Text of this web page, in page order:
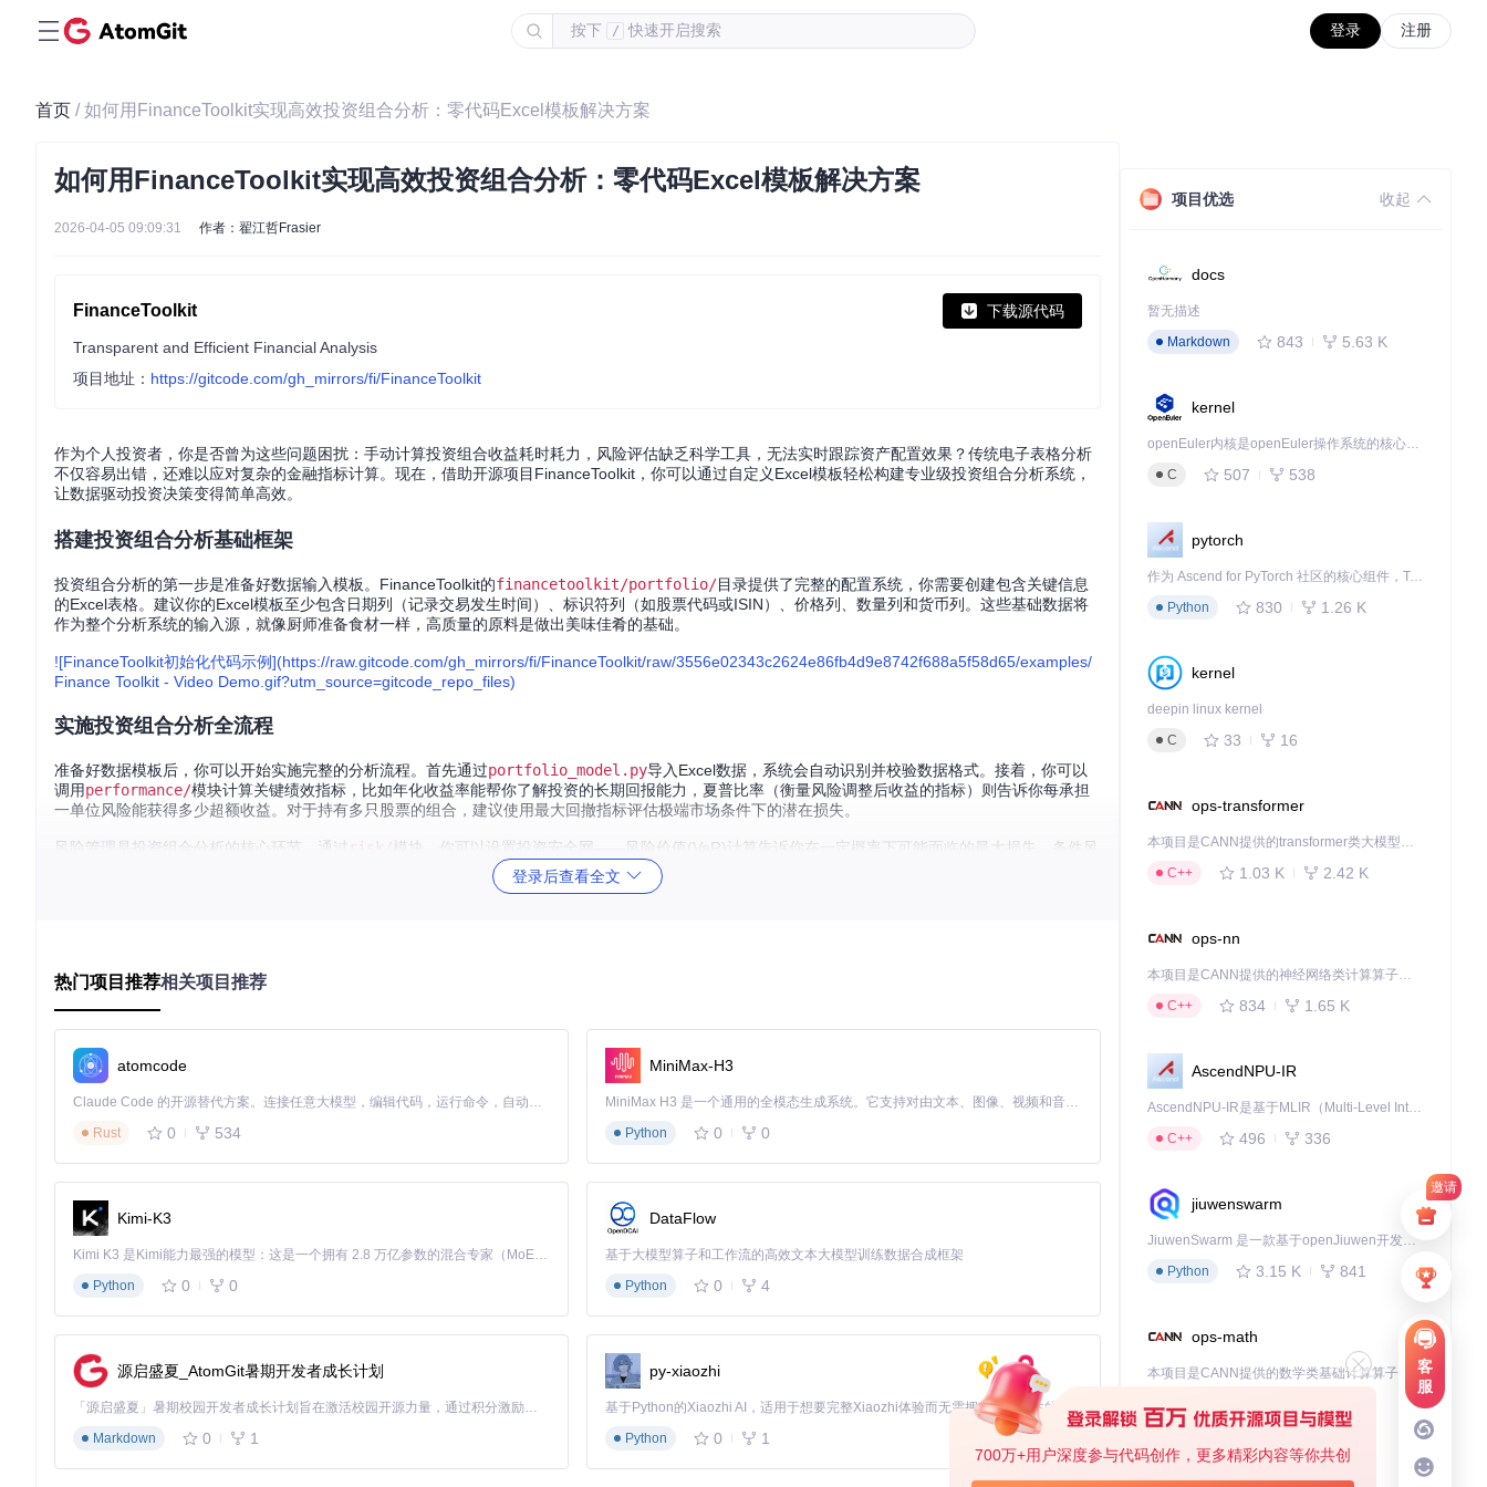
按下 / 快速开启搜索 登录 注册
邀请
客
服
700万+用户深度参与代码创作，更多精彩内容等你共创
首页 / 如何用FinanceToolkit实现高效投资组合分析：零代码Excel模板解决方案
如何用FinanceToolkit实现高效投资组合分析：零代码Excel模板解决方案
2026-04-05 09:09:31 作者：翟江哲Frasier
FinanceToolkit 下载源代码
Transparent and Efficient Financial Analysis
项目地址： https://gitcode.com/gh_mirrors/fi/FinanceToolkit
作为个人投资者，你是否曾为这些问题困扰：手动计算投资组合收益耗时耗力，风险评估缺乏科学工具，无法实时跟踪资产配置效果？传统电子表格分析
不仅容易出错，还难以应对复杂的金融指标计算。现在，借助开源项目FinanceToolkit，你可以通过自定义Excel模板轻松构建专业级投资组合分析系统，
让数据驱动投资决策变得简单高效。
搭建投资组合分析基础框架
投资组合分析的第一步是准备好数据输入模板。FinanceToolkit的financetoolkit/portfolio/目录提供了完整的配置系统，你需要创建包含关键信息
的Excel表格。建议你的Excel模板至少包含日期列（记录交易发生时间）、标识符列（如股票代码或ISIN）、价格列、数量列和货币列。这些基础数据将
作为整个分析系统的输入源，就像厨师准备食材一样，高质量的原料是做出美味佳肴的基础。
![FinanceToolkit初始化代码示例](https://raw.gitcode.com/gh_mirrors/fi/FinanceToolkit/raw/3556e02343c2624e86fb4d9e8742f688a5f58d65/examples/
Finance Toolkit - Video Demo.gif?utm_source=gitcode_repo_files)
实施投资组合分析全流程
准备好数据模板后，你可以开始实施完整的分析流程。首先通过portfolio_model.py导入Excel数据，系统会自动识别并校验数据格式。接着，你可以
调用performance/模块计算关键绩效指标，比如年化收益率能帮你了解投资的长期回报能力，夏普比率（衡量风险调整后收益的指标）则告诉你每承担
一单位风险能获得多少超额收益。对于持有多只股票的组合，建议使用最大回撤指标评估极端市场条件下的潜在损失。
风险管理是投资组合分析的核心环节。通过 risk/ 模块，你可以设置投资安全网——风险价值(VaR)计算告诉你在一定概率下可能面临的最大损失，条件风
险价值(CVaR)则进一步衡量极端情况下的风险水平。就像给你的投资组合穿上防弹衣，这些工具能帮助你在市场波动中保持从容。
现，设置合理的交易成本参数以反映实际投资环境。对于持有多币种资产的投资者，货币转换规则的配置尤为重要，它能确保不同国家的资产价值得到准
场景化操作演示：假设你持有AAPL（100股，每股150美元）、MSFT（200股，每股250美元）和AMZN（50股，每股130美元），将这些数据输入Excel
模板后，FinanceToolkit会自动获取历史价格数据，计算出各资产权重（AAPL占比28.57%，MSFT占比71.43%，AMZN占比19.23%），分析资产间的相
关性，最终生成包含分散化效果评估的可视化报告。
释放投资组合分析的全部潜力
FinanceToolkit作为开源的个人投资者工具，将专业金融分析能力带到你的指尖。通过Excel金融模板这一简单直观的界面，你无需编写复杂代码就能完成
从数据导入到风险评估的全流程分析。这个透明且高效的工具包不仅提供了全面的功能覆盖，还允许你根据个人需求进行深度定制。无论是投资新手还是
有经验的分析师，都能通过这个强大的平台提升投资决策质量，让每一分钱都发挥最大价值。
动的决策永远比直觉更可靠，而FinanceToolkit正是帮助你实现这一目标的理想伙伴。
Transparent and Efficient Financial Analysis
项目地址： https://gitcode.com/gh_mirrors/fi/FinanceToolkit
登录后查看全文
热门项目推荐相关项目推荐
atomcode
Claude Code 的开源替代方案。连接任意大模型，编辑代码，运行命令，自动验证 — 全自动执行。用 Rust 构建，极致性能。 ｜ An open-source alternative to Claude Code. Connect any LLM, edit code, run commands, and verify changes — autonomously. Built in Rust for speed. Get Started
Rust
0 534
MiniMax-H3
MiniMax H3 是一个通用的全模态生成系统。它支持对由文本、图像、视频和音频组成的多模态上下文进行统一理解，并能生成分辨率高达 2K、时长可达 15 秒的带原生立体声音频的视频。得益于面向任务泛化的系统设计，H3 在预训练阶段就已具备广泛的多模态上下文理解与生成能力，能够出色地执行复杂的多模态指令。
Python
0 0
Kimi-K3
Kimi K3 是Kimi能力最强的模型：这是一个拥有 2.8 万亿参数的混合专家（MoE）模型，具备原生视觉理解能力，并支持 100 万 token 的上下文窗口。
Python
0 0
DataFlow
基于大模型算子和工作流的高效文本大模型训练数据合成框架
Python
0 4
源启盛夏_AtomGit暑期开发者成长计划
「源启盛夏」暑期校园开发者成长计划旨在激活校园开源力量，通过积分激励、认证扶持、资源倾斜等形式，引导高校组织和开发者完成「入驻 — 建项目 — 做贡献 — 获认证 — 得资源」的完整闭环。无论你是想带领社团入驻平台的组织者，还是希望用代码贡献证明自己的开发者，都能在这里找到属于你的成长路径。
Markdown
0 1
py-xiaozhi
基于Python的Xiaozhi AI，适用于想要完整Xiaozhi体验而无需拥有专用硬件的用户。
Python
0 1
项目优选 收起
docs
暂无描述
Markdown
843 5.63 K
kernel
openEuler内核是openEuler操作系统的核心，既是系统性能与稳定性的基石，也是连接处理器、设备与服务的桥梁。
C
507 538
pytorch
作为 Ascend for PyTorch 社区的核心组件，TorchNPU 是昇腾专为 PyTorch 打造的深度学习适配插件，使 PyTorch 框架能够直接调用昇腾 NPU，为开发者提供昇腾 AI 处理器的超强算力。
Python
830 1.26 K
kernel
deepin linux kernel
C
33 16
ops-transformer
本项目是CANN提供的transformer类大模型算子库，实现网络在NPU上加速计算。
C++
1.03 K 2.42 K
ops-nn
本项目是CANN提供的神经网络类计算算子库，实现网络在NPU上加速计算。
C++
834 1.65 K
AscendNPU-IR
AscendNPU-IR是基于MLIR（Multi-Level Intermediate Representation）构建的，面向昇腾亲和算子编译时使用的中间表示，提供昇腾完备表达能力，通过编译优化提升昇腾AI处理器计算效率，支持通过生态框架使能昇腾AI处理器与深度调优
C++
496 336
jiuwenswarm
JiuwenSwarm 是一款基于openJiuwen开发的智能AI Agent，它能够将大语言模型的强大能力，通过你日常使用的各类通讯应用，直接延伸至你的指尖。
Python
3.15 K 841
ops-math
C++
deveco-code